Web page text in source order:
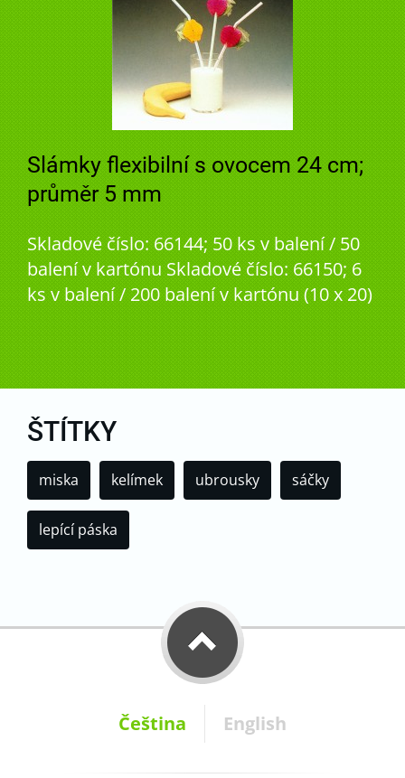
Slámky flexibilní s ovocem 24 cm;
průměr 5 mm
Skladové číslo: 66144; 50 ks v balení / 50
balení v kartónu Skladové číslo: 66150; 6
ks v balení / 200 balení v kartónu (10 x 20)
ŠTÍTKY
miska kelímek ubrousky sáčky
lepící páska
Čeština English